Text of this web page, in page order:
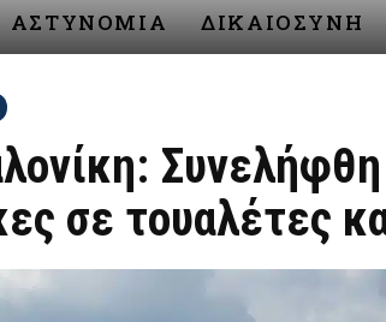
ΑΣΤΥΝΟΜΙΑ ΔΙΚΑΙΟΣΥΝΗ
σε τουαλέτες